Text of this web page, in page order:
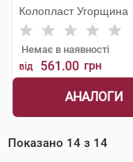
Колопласт Угорщина
Немає в наявності
від 561.00 грн
АНАЛОГИ
Показано 14 з 14